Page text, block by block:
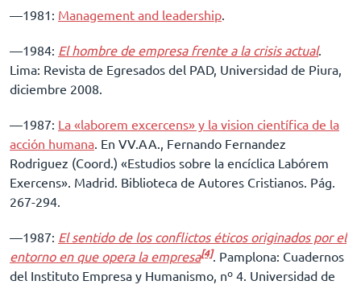
––1981: Management and leadership.
––1984: El hombre de empresa frente a la crisis actual.
Lima: Revista de Egresados del PAD, Universidad de Piura,
diciembre 2008.
––1987: La «laborem excercens» y la vision científica de la
acción humana. En VV.AA., Fernando Fernandez
Rodriguez (Coord.) «Estudios sobre la encíclica Labórem
Exercens». Madrid. Biblioteca de Autores Cristianos. Pág.
267-294.
––1987: El sentido de los conflictos éticos originados por el
entorno en que opera la empresa[4]. Pamplona: Cuadernos
del Instituto Empresa y Humanismo, nº 4. Universidad de